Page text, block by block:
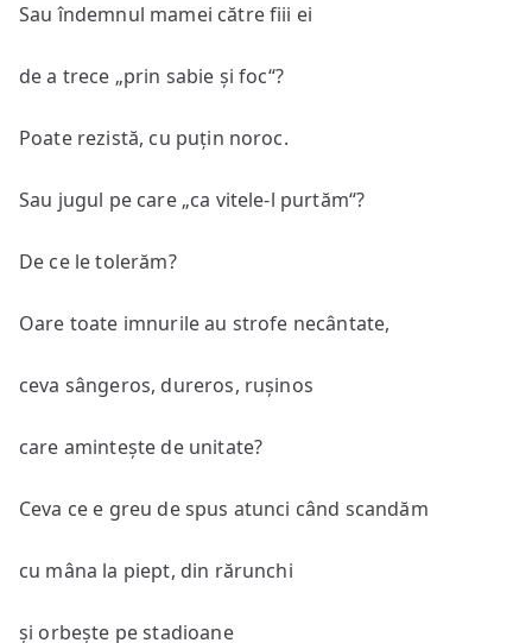
Sau îndemnul mamei către fiii ei
de a trece „prin sabie și foc“?
Poate rezistă, cu puțin noroc.
Sau jugul pe care „ca vitele-l purtăm“?
De ce le tolerăm?
Oare toate imnurile au strofe necântate,
ceva sângeros, dureros, rușinos
care amintește de unitate?
Ceva ce e greu de spus atunci când scandăm
cu mâna la piept, din rărunchi
și orbește pe stadioane